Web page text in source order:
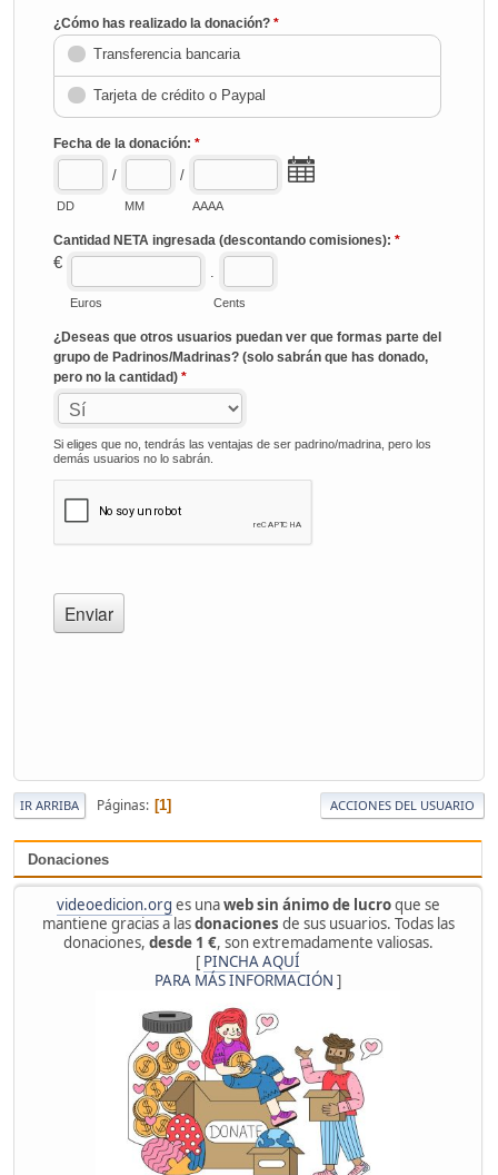
Donaciones
videoedicion.org es unaweb sin ánimo de lucroque se
mantiene gracias a lasdonaciones de sus usuarios. Todas las
donaciones, desde 1 €, son extremadamente valiosas.
[ PINCHA AQUÍ
PARA MÁS INFORMACIÓN ]
IR ARRIBA Páginas 1 ACCIONES DEL USUARIO